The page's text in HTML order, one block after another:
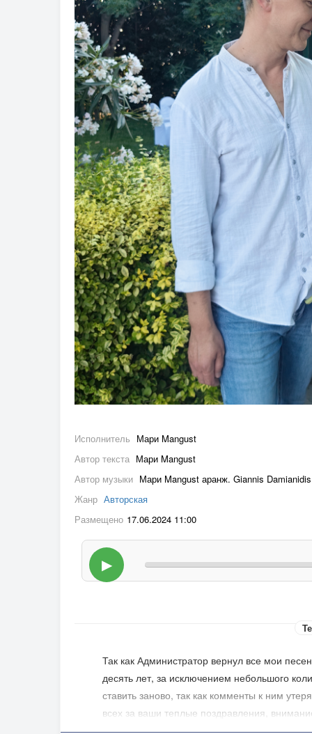
Исполнитель Мари Mangust
Автор текста Мари Mangust
Автор музыки Мари Mangust аранж. Giannis Damianidis
Жанр Авторская
Размещено 17.06.2024 11:00
▶
Так как Администратор вернул все мои
десять лет, за исключением небольшого
ставить заново, так как комменты к ним
всех за ваши теплые поздравления,
подсолнухи